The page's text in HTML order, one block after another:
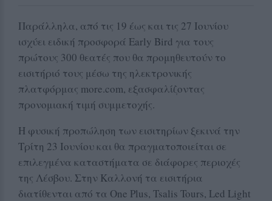
Παράλληλα, από τις 19 έως και τις 27 Ιουνίου
ισχύει ειδική προσφορά Early Bird για τους
πρώτους 300 θεατές που θα προμηθευτούν το
εισιτήριό τους μέσω της ηλεκτρονικής
πλατφόρμας more.com, εξασφαλίζοντας
προνομιακή τιμή συμμετοχής.
Η φυσική προπώληση των εισιτηρίων ξεκινά την
Τρίτη 23 Ιουνίου και θα πραγματοποιείται σε
επιλεγμένα καταστήματα σε διάφορες περιοχές
της Λέσβου. Στην Καλλονή τα εισιτήρια
διατίθενται από τα One Plus, Tsalis Tours, Led Light